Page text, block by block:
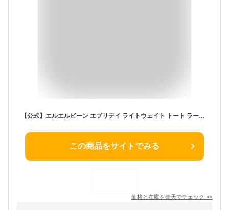
【公式】エルエルビーン エブリデイ ライトウェイト トート ラージ | トートバッグ バッグ ナイロン メンズ ウィメンズ レディース ユニセックス 男女兼用 アウトドア ブランド L.L.Bean LLBean l.l.bean llbean llビーン llbeen 鞄 大きめ
この商品をサイトでみる
価格と在庫を楽天でチェック >>